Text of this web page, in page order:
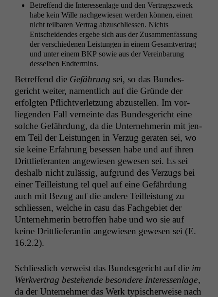
Betr­e­f­fend die Inter­essen­lage und den Ver­tragszweck
habe kein Wille nachgewiesen wer­den kön­nen, einen
nicht teil­baren Ver­trag abzuschliessen. Nichts
Entschei­den­des ergebe sich aus der Zusam­men­fas­sung
der ver­schiede­nen Leis­tun­gen in einem Gesamtver­trag
und unter einem BKP sowie aus der Vere­in­barung
des­sel­ben Endtermins.
Betr­e­f­fend die Gefährung sei, so das Bun­des­
gericht weit­er, namentlich auf die Gründe der
erfol­gten Pflichtver­let­zung abzustellen. Im vor­
liegen­den Fall verneinte das Bun­des­gericht eine
solche Gefährdung, da die Unternehmerin mit jen­
em Teil der Leis­tun­gen in Verzug ger­at­en sei, wo
sie keine Erfahrung besessen habe und auf ihren
Drit­tliefer­an­ten angewiesen gewe­sen sei. Es sei
deshalb nicht zuläs­sig, auf­grund des Verzugs bei
ein­er Teilleis­tung tel quel auf eine Gefährdung
auch mit Bezug auf die andere Teilleis­tung zu
schliessen, welche in casu das Fachge­bi­et der
Unternehmerin betrof­fen habe und wo sie auf
keine Drit­tliefer­an­tin angewiesen gewe­sen sei (E.
16.2.2).
Schliesslich ver­weist das Bun­des­gericht auf die im
Werkver­trag beste­hende beson­dere Inter­essen­lage,
da der Unternehmer das Werk typ­is­cher­weise nach